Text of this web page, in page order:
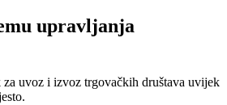
upravljanja
uvoz i izvoz trgovačkih društava uvijek